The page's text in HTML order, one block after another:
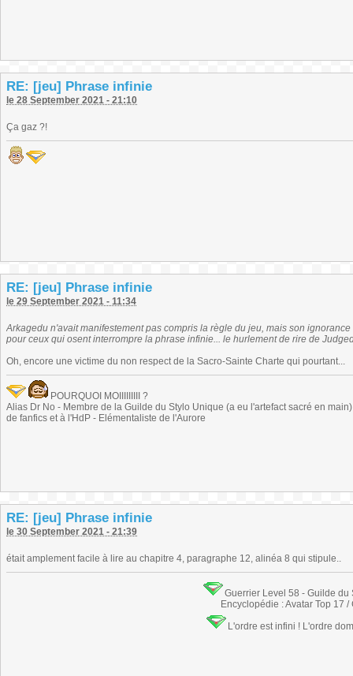
RE: [jeu] Phrase infinie
le 28 September 2021 - 21:10
Ça gaz ?!
RE: [jeu] Phrase infinie
le 29 September 2021 - 11:34
Arkagedu n'avait manifestement pas compris la règle du jeu, mais son
pour ceux qui osent interrompre la phrase infinie... le hurlement de rire de
Oh, encore une victime du non respect de la Sacro-Sainte Charte qui pourtant...
POURQUOI MOIIIIIIIII ?
Alias Dr No - Membre de la Guilde du Stylo Unique (a eu l'artefact sacré en
de fanfics et à l'HdP - Elémentaliste de l'Aurore
RE: [jeu] Phrase infinie
le 30 September 2021 - 21:39
était amplement facile à lire au chapitre 4, paragraphe 12, alinéa 8 qui stipule..
Guerrier Level 58 - Guilde
Encyclopédie : Avatar Top 17 /
L'ordre est infini ! L'ordre